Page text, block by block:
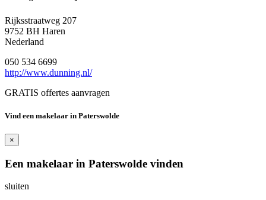
Rijksstraatweg 207
9752 BH Haren
Nederland
050 534 6699
http://www.dunning.nl/
GRATIS offertes aanvragen
Vind een makelaar in Paterswolde
×
Een makelaar in Paterswolde vinden
sluiten